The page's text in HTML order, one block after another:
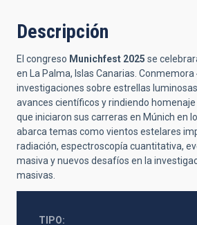
Descripción
El congreso Munichfest 2025 se
en La Palma, Islas Canarias. Conmemora
investigaciones sobre estrellas
avances científicos y rindiendo
que iniciaron sus carreras en Múnich en
abarca temas como vientos estelares
radiación, espectroscopía cuantitativa,
masiva y nuevos desafíos en la
masivas.
TIPO